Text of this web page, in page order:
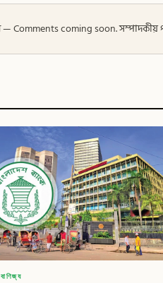
— Comments coming soon.